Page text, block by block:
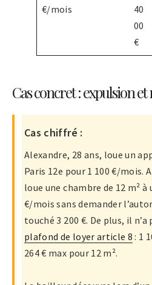
€/mois
40
00
€
Cas concret : expulsion
Cas chiffré :
Alexandre, 28 ans, loue un
Paris 12e pour 1 100 €/mois.
loue une chambre de 12 m²
€/mois sans demander
touché 3 200 €. De plus, il n’a
plafond de loyer article 8 : 1
264 € max pour 12 m².